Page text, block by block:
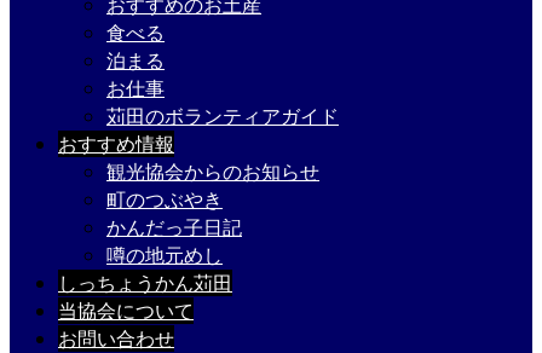
食べる
泊まる
お仕事
苅田のボランティアガイド
おすすめ情報
観光協会からのお知らせ
町のつぶやき
かんだっ子日記
噂の地元めし
しっちょうかん苅田
当協会について
お問い合わせ